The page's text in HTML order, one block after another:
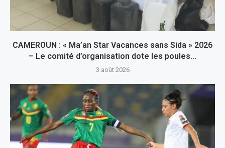
CAMEROUN : « Ma’an Star Vacances sans Sida » 2026
– Le comité d’organisation dote les poules...
3 août 2026